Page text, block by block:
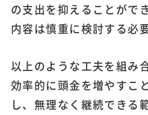
の支出を抑えることがで
内容は慎重に検討する必
以上のような工夫を組み
効率的に頭金を増やすこ
し、無理なく継続できる